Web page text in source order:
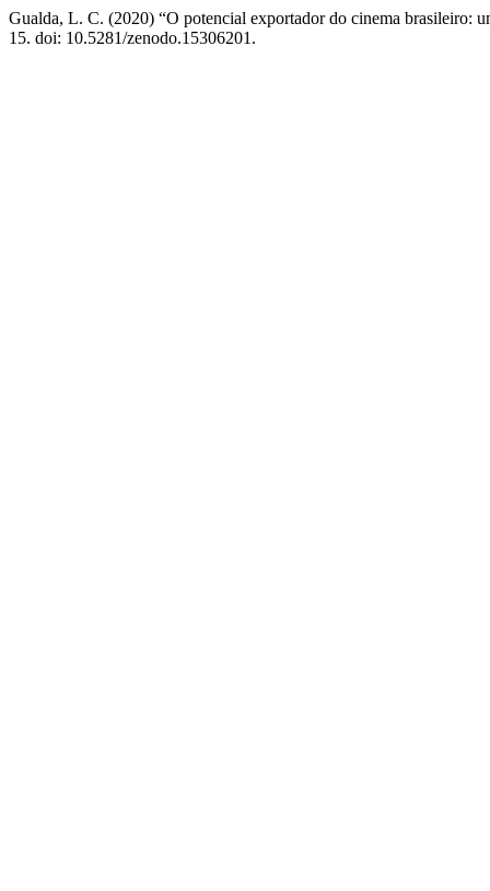
Gualda, L. C. (2020) “O potencial exportador do cinema brasileiro:
15. doi: 10.5281/zenodo.15306201.